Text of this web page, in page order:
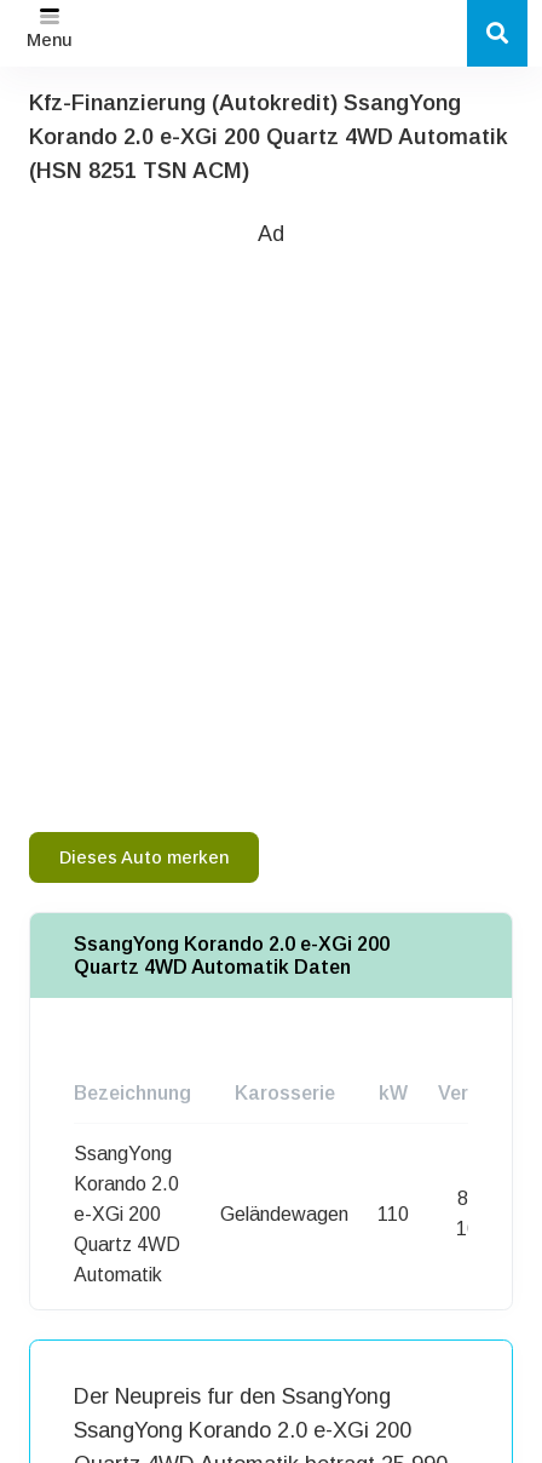
Menu
Kfz-Finanzierung (Autokredit) SsangYong
Korando 2.0 e-XGi 200 Quartz 4WD Automatik
(HSN 8251 TSN ACM)
Ad
Dieses Auto merken
SsangYong Korando 2.0 e-XGi 200
Quartz 4WD Automatik Daten
Bezeichnung Karosserie kW Verbrauch
SsangYong
Korando 2.0
e-XGi 200
Quartz 4WD
Automatik
Geländewagen 110
8,50 l /
100km
Der Neupreis fur den SsangYong
SsangYong Korando 2.0 e-XGi 200